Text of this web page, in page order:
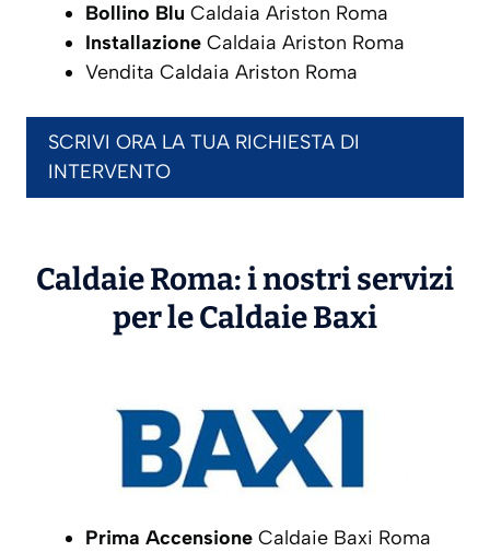
Bollino Blu Caldaia Ariston Roma
Installazione Caldaia Ariston Roma
Vendita Caldaia Ariston Roma
SCRIVI ORA LA TUA RICHIESTA DI
INTERVENTO
Caldaie Roma: i nostri servizi
per le CaldaieBaxi
Prima Accensione Caldaie Baxi Roma